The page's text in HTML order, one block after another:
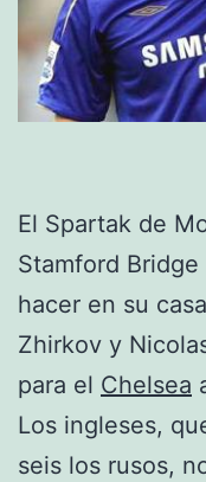
El Spartak de
Stamford
hacer en su
Zhirkov y
para el Chelsea
Los ingleses,
seis los rusos,